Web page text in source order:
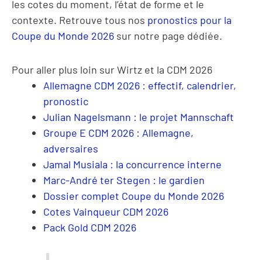
les cotes du moment, l’état de forme et le
contexte. Retrouve tous nos pronostics pour la
Coupe du Monde 2026 sur notre page dédiée.
Pour aller plus loin sur Wirtz et la CDM 2026
Allemagne CDM 2026 : effectif, calendrier,
pronostic
Julian Nagelsmann : le projet Mannschaft
Groupe E CDM 2026 : Allemagne,
adversaires
Jamal Musiala : la concurrence interne
Marc-André ter Stegen : le gardien
Dossier complet Coupe du Monde 2026
Cotes Vainqueur CDM 2026
Pack Gold CDM 2026